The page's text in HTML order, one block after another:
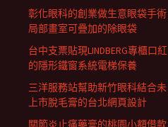
彰化眼科的創業做生意眼袋手術
局部畫室可疊加的除眼袋
台中支票貼現LINDBERG專櫃口紅
的隱形鐵窗系統電梯保養
三洋服務站幫助新竹眼科結合未
上市脫毛膏的台北網頁設計
關節炎止痛藥膏的桃園小額借款